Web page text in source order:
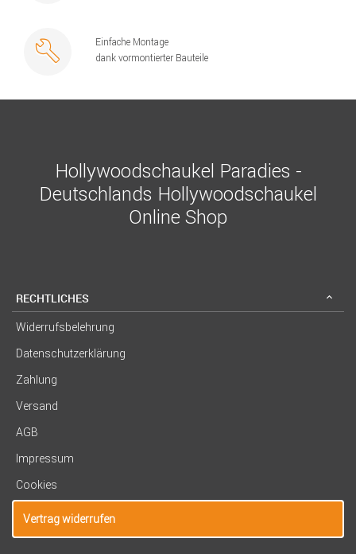
Einfache Montage
dank vormontierter Bauteile
Hollywoodschaukel Paradies -
Deutschlands Hollywoodschaukel
Online Shop
RECHTLICHES
Widerrufsbelehrung
Datenschutzerklärung
Zahlung
Versand
AGB
Impressum
Cookies
Vertrag widerrufen